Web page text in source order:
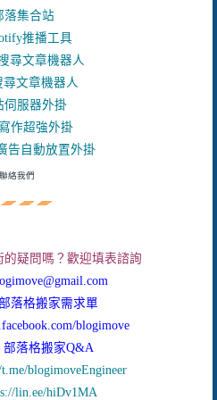
落集合站
推播工具
尋文章機器人
尋文章機器人
伺服器外掛
作超強外掛
告自動放置外掛
聯絡我們
疑問嗎？歡迎填表諮詢
落格搬家需求單
blogimove
部落格搬家Q&A
blogimoveEngineer
lin.ee/hiDv1MA